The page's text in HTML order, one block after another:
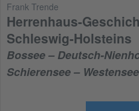
Frank Trende
Herrenhaus-
Schleswig-Holsteins
Bossee – Deutsch-
Schierensee – Westensee